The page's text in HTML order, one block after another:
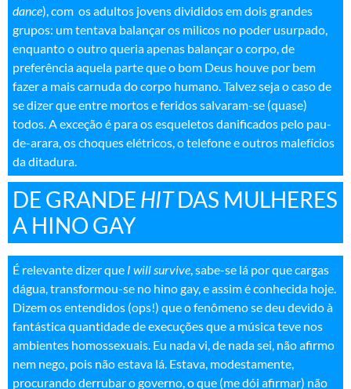
dance), com os adultos jovens divididos em dois grandes
grupos: um tentava balançar os milicos no poder usurpado,
enquanto o outro queria apenas balançar o corpo, de
preferência aquela parte que o bom Deus houve por bem
fazer a mais carnuda do corpo humano. Talvez seja o caso de
se dizer que entre mortos e feridos salvaram-se (quase)
todos. A exceção é para os esqueletos danificados pelo pau-
de-arara, os choques elétricos, o telefone e outros malefícios
da ditadura.
DE GRANDE HITDAS MULHERES
A HINO GAY
É relevante dizer que I will survive, sabe-se lá por que cargas
dágua, transformou-se no hino gay, e assim é conhecida hoje.
Dizem os entendidos (ops!) que o fenômeno se deu devido à
fantástica quantidade de execuções que a música teve nos
ambientes homossexuais. Eu nada vi, de nada sei, não afirmo
nem nego, pois não estava lá. Estava, modestamente,
procurando derrubar o governo, o que (me dói afirmar) não